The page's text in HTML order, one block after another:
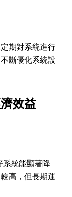
期對系統進行
斷優化系統設
效益
系統能顯著降
高，但長期運